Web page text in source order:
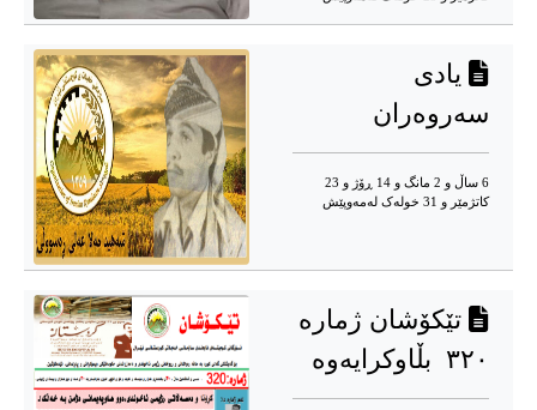
یادی
سەروەران
6 ساڵ و 2 مانگ و 14 ڕۆژ و 23
کاتژمێر و 31 خوله‌ک له‌مه‌وپێش‌
تێکۆشان ژماره‌
٣٢٠ بڵاوکرایه‌وه‌